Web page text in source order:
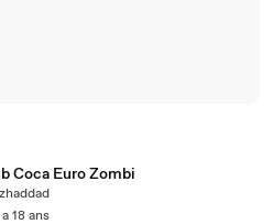
Coca Euro Zombi
18 ans